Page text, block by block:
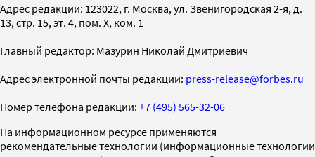
Адрес редакции: 123022, г. Москва, ул. Звенигородская 2-я, д.
13, стр. 15, эт. 4, пом. X, ком. 1
Главный редактор: Мазурин Николай Дмитриевич
Адрес электронной почты редакции: press-release@forbes.ru
Номер телефона редакции: +7 (495) 565-32-06
На информационном ресурсе применяются
рекомендательные технологии (информационные технологии